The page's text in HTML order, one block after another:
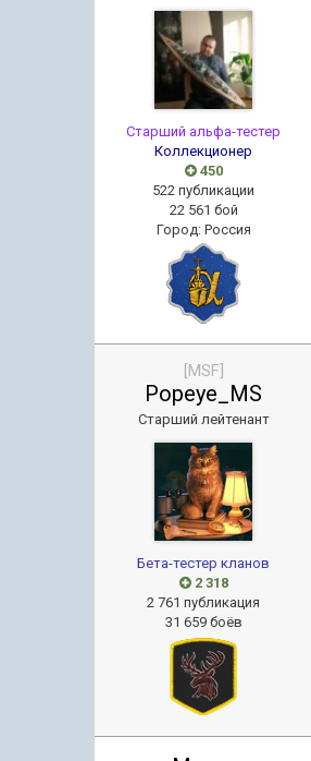
Старший альфа-тестер
Коллекционер
450
522 публикации
22 561 бой
Город: Россия
[MSF]
Popeye_MS
Старший лейтенант
Бета-тестер кланов
2 318
2 761 публикация
31 659 боёв